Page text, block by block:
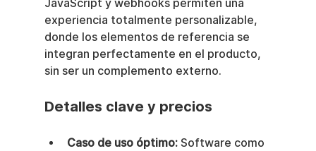
JavaScript y webhooks permiten una
experiencia totalmente personalizable,
donde los elementos de referencia se
integran perfectamente en el producto,
sin ser un complemento externo.
Detalles clave y precios
Caso de uso óptimo: Software como